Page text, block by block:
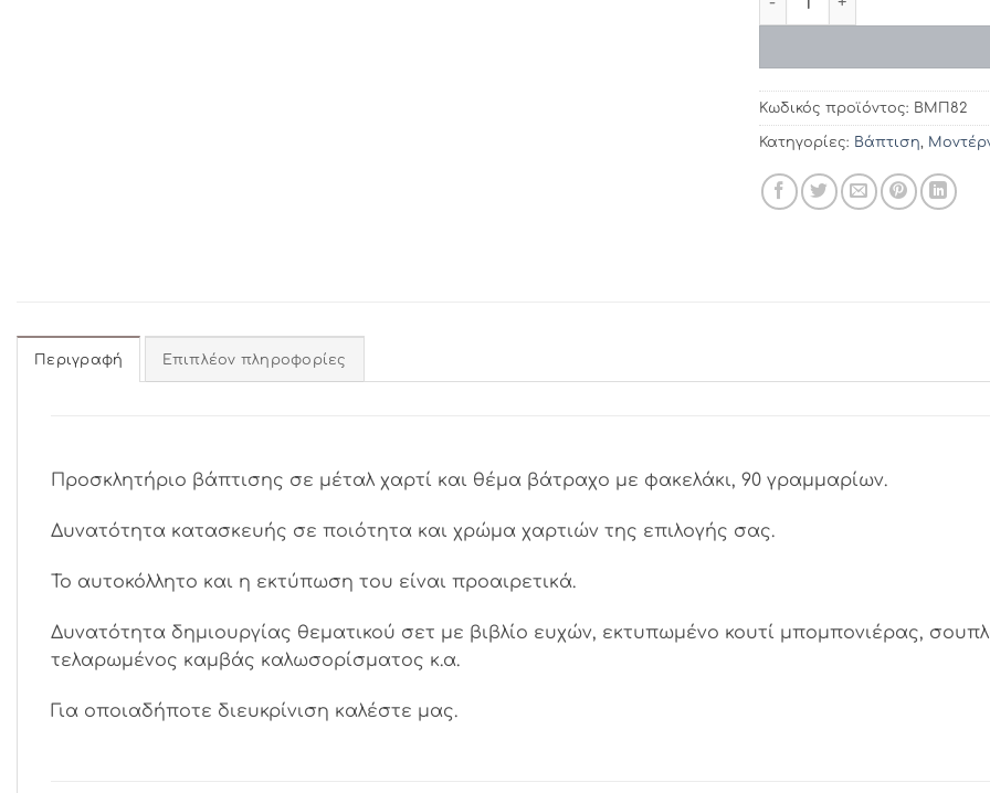
Κωδικός προϊόντος: ΒΜΠ82
Κατηγορίες: Βάπτιση,
Περιγραφή Επιπλέον πληροφορίες
Προσκλητήριο βάπτισης σε μέταλ χαρτί και θέμα βάτραχο με φακελάκι, 90 γραμμαρίων.
Δυνατότητα κατασκευής σε ποιότητα και χρώμα χαρτιών της επιλογής σας.
Το αυτοκόλλητο και η εκτύπωση του είναι προαιρετικά.
Δυνατότητα δημιουργίας θεματικού σετ με βιβλίο ευχών, εκτυπωμένο κουτί μπομπονιέρας,
τελαρωμένος καμβάς καλωσορίσματος κ.α.
Για οποιαδήποτε διευκρίνιση καλέστε μας.